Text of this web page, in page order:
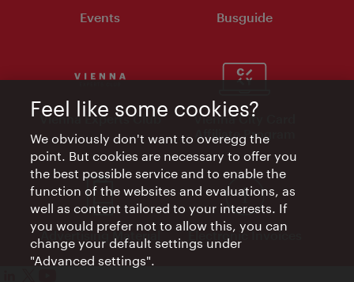
Events Busguide
Vienna Experts Club
Vienna City Card
Affiliate Program
Advertising Material Electronic Invoices
Feel like some cookies?
We obviously don't want to overegg the
point. But cookies are necessary to offer you
the best possible service and to enable the
function of the websites and evaluations, as
well as content tailored to your interests. If
you would prefer not to allow this, you can
change your default settings under
"Advanced settings".